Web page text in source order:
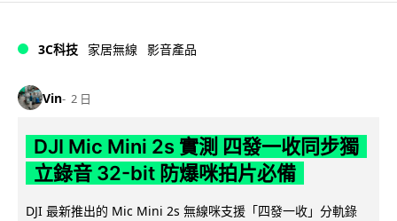
3C科技 家居無線 影音產品
Vin 2 日
DJI Mic Mini 2s 實測 四發一收同步獨
立錄音 32-bit 防爆咪拍片必備
DJI 最新推出的 Mic Mini 2s 無線咪支援「四發一收」分軌錄